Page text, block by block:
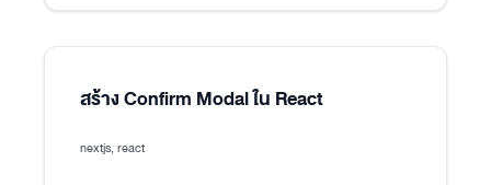
สร้าง Confirm Modal ใน React
nextjs, react